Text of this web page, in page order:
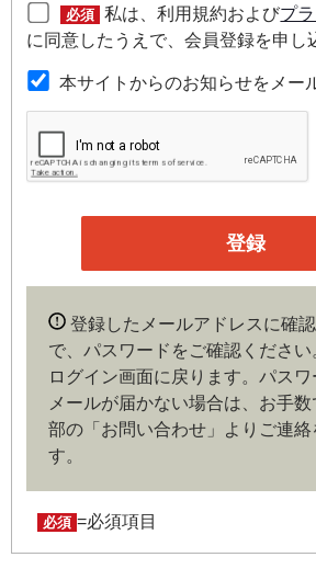
第２条（本規約の範囲）
本規約は本サイトが提供するサービス
のです。
第３条（会員）
本サイトの会員は、機関投資家や金融
企業や官公庁、研究機関などの役職員
いずれかに該当していることを条件と
を行うには、当社が入会を承諾した時
の内容がある場合や本規約に違反する
は、当社は会員登録を拒否もしくは抹
す。
第４条（ユーザー名とパスワードの
ユーザー名およびパスワードの利用、
任において行うものとします。会員は
パスワードの第三者への漏洩、利用許
必須 私は、利用規約およびプ
に同意したうえで、会員登録を申し
本サイトからのお知らせをメー
登録したメールアドレスに確
で、パスワードをご確認ください
ログイン画面に戻ります。パスワ
メールが届かない場合は、お手
部の「お問い合わせ」よりご連絡
す。
必須 =必須項目